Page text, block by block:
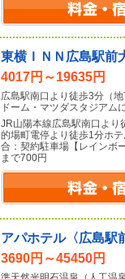
東横ＩＮＮ広島駅前
4017円～19635円
広島駅南口より徒歩3分（
ドーム・マツダスタジアム
JR山陽本線広島駅南口より
的場町電停より徒歩1分ホ
合：契約駐車場【レインボ
まで700円
アパホテル〈広島駅
3690円～45450円